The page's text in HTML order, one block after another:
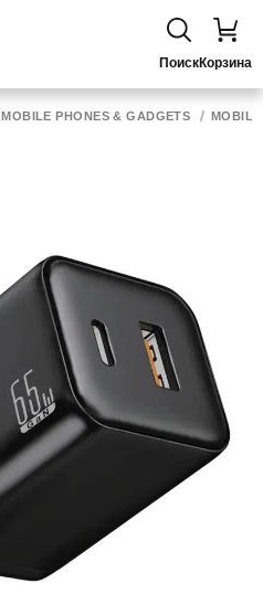
ПоискКорзина
MOBILE PHONES & GADGETS MOBILE